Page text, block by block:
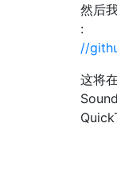
然后
:
//
这将